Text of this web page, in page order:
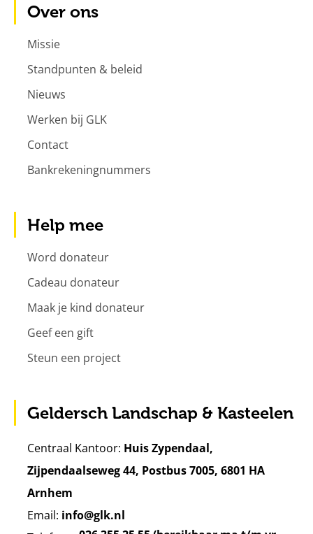
Over ons
Missie
Standpunten & beleid
Nieuws
Werken bij GLK
Contact
Bankrekeningnummers
Help mee
Word donateur
Cadeau donateur
Maak je kind donateur
Geef een gift
Steun een project
Geldersch Landschap & Kasteelen
Centraal Kantoor: Huis Zypendaal,
Zijpendaalseweg 44, Postbus 7005, 6801 HA
Arnhem
Email: info@glk.nl